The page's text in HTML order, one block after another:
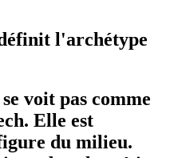
l'archétype
voit pas comme
Elle est
du milieu.